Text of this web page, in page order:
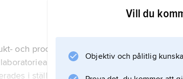
och processutveckling, råvaruoptimering,
av främst kött och
i stället ett samarbete med danska
Vill du
Objektiv och pålitlig